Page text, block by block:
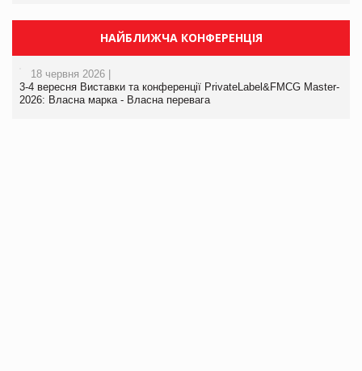
НАЙБЛИЖЧА КОНФЕРЕНЦІЯ
18 червня 2026 |
3-4 вересня Виставки та конференції PrivateLabel&FMCG Master-
2026: Власна марка - Власна перевага